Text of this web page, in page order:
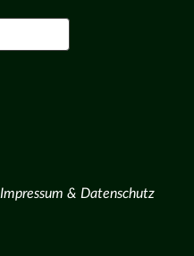
Impressum & Datenschutz